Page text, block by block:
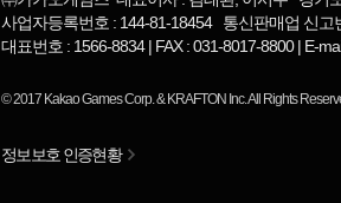
사업자등록번호 : 144-81-18454 통신판매업 신고
대표번호 : 1566-8834 | FAX : 031-8017-8800 | E-
© 2017 Kakao Games Corp.& KRAFTON Inc.All Rights
정보보호 인증현황